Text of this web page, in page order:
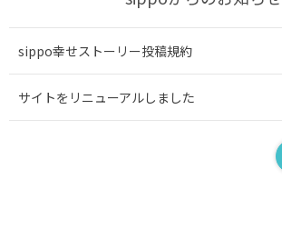
sippo幸せストーリー投稿規約
サイトをリニューアルしました